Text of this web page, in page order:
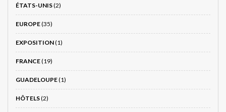
ÉTATS-UNIS(2)
EUROPE(35)
EXPOSITION(1)
FRANCE(19)
GUADELOUPE(1)
HÔTELS(2)